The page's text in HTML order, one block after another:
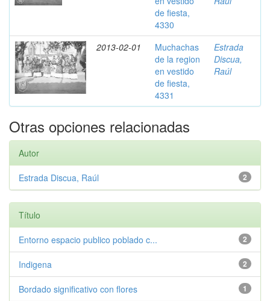
de fiesta,
4330
2013-02-01
Muchachas
de la region
en vestido
de fiesta,
4331
Estrada
Discua,
Raúl
Otras opciones relacionadas
Autor
2
Estrada Discua, Raúl
Título
2
Entorno espacio publico poblado c...
2
Indigena
1
Bordado significativo con flores